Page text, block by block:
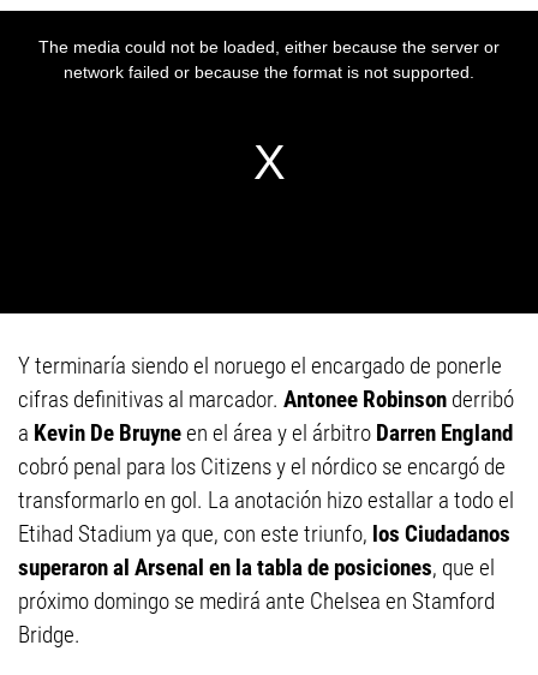
Y terminaría siendo el noruego el encargado de ponerle
cifras definitivas al marcador. Antonee Robinson derribó
a Kevin De Bruyneen el área y el árbitro Darren England
cobró penal para los Citizens y el nórdico se encargó de
transformarlo en gol. La anotación hizo estallar a todo el
Etihad Stadium ya que, con este triunfo, los Ciudadanos
superaron al Arsenal en la tabla de posiciones, que el
próximo domingo se medirá ante Chelsea en Stamford
Bridge.